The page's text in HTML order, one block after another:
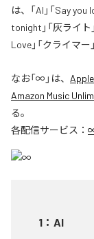
は、「AI」「Say you
tonight」「灰ライト
Love」「クライマ
なお「∞ 」は、
Amazon Music
る。
各配信サービス：
1 ： AI